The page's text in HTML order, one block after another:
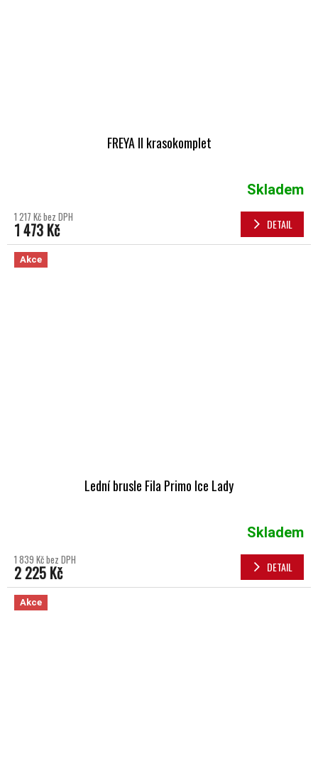
FREYA II krasokomplet
Skladem
1 217 Kč bez DPH
1 473 Kč DETAIL
Akce
Lední brusle Fila Primo Ice Lady
Skladem
1 839 Kč bez DPH
2 225 Kč DETAIL
Akce